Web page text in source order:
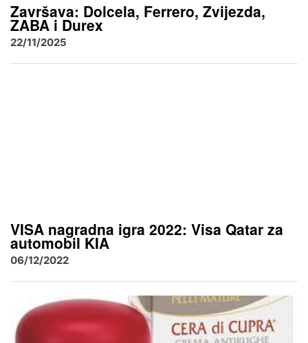
Završava: Dolcela, Ferrero, Zvijezda,
ZABA i Durex
22/11/2025
VISA nagradna igra 2022: Visa Qatar za
automobil KIA
06/12/2022